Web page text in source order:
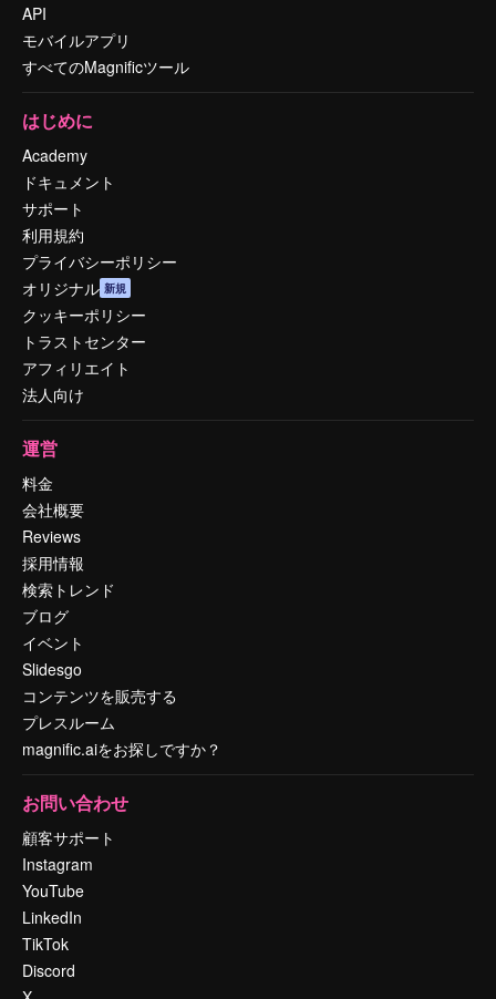
API
モバイルアプリ
すべてのMagnificツール
はじめに
Academy
ドキュメント
サポート
利用規約
プライバシーポリシー
オリジナル 新規
クッキーポリシー
トラストセンター
アフィリエイト
法人向け
運営
料金
会社概要
Reviews
採用情報
検索トレンド
ブログ
イベント
Slidesgo
コンテンツを販売する
プレスルーム
magnific.aiをお探しですか？
お問い合わせ
顧客サポート
Instagram
YouTube
LinkedIn
TikTok
Discord